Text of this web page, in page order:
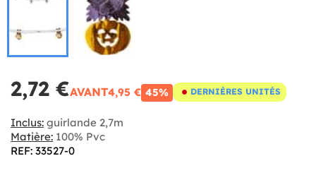
2,72 €AVANT4,95 € 45% DERNIÈRES UNITÉS
Inclus: guirlande 2,7m
Matière: 100% Pvc
REF: 33527-0